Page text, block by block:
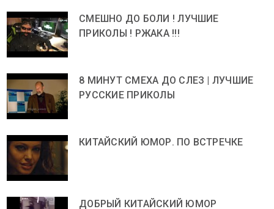
СМЕШНО ДО БОЛИ ! ЛУЧШИЕ
ПРИКОЛЫ ! РЖАКА !!!
8 МИНУТ СМЕХА ДО СЛЕЗ | ЛУЧШИЕ
РУССКИЕ ПРИКОЛЫ
КИТАЙСКИЙ ЮМОР. ПО ВСТРЕЧКЕ
ДОБРЫЙ КИТАЙСКИЙ ЮМОР